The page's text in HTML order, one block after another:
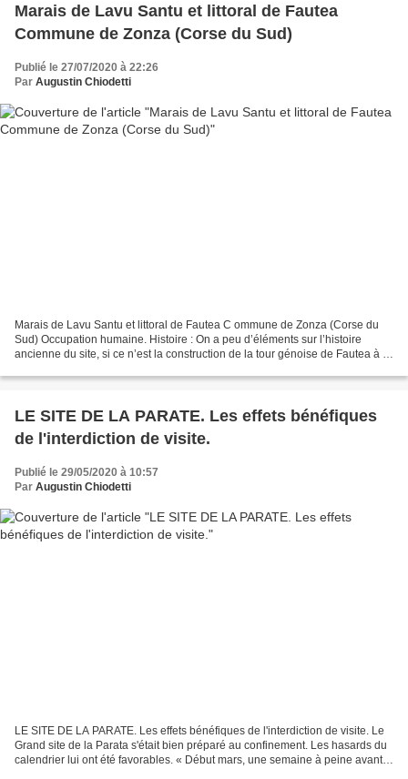
Marais de Lavu Santu et littoral de Fautea
Commune de Zonza (Corse du Sud)
Publié le 27/07/2020 à 22:26
Par Augustin Chiodetti
Marais de Lavu Santu et littoral de Fautea C ommune de Zonza (Corse du
Sud) Occupation humaine. Histoire : On a peu d’éléments sur l’histoire
ancienne du site, si ce n’est la construction de la tour génoise de Fautea à la
LE SITE DE LA PARATE. Les effets bénéfiques
de l'interdiction de visite.
Publié le 29/05/2020 à 10:57
Par Augustin Chiodetti
LE SITE DE LA PARATE. Les effets bénéfiques de l'interdiction de visite. Le
Grand site de la Parata s'était bien préparé au confinement. Les hasards du
calendrier lui ont été favorables. « Début mars, une semaine à peine avant